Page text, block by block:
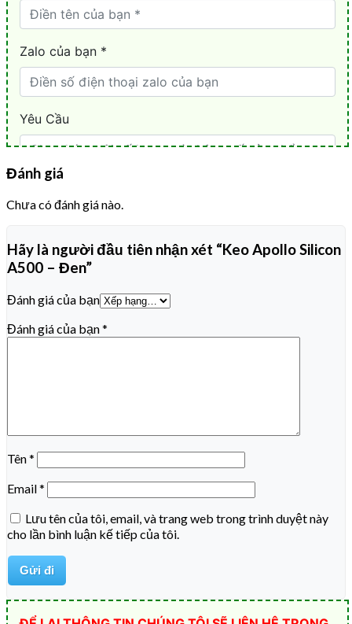
Đánh giá
Chưa có đánh giá nào.
Hãy là người đầu tiên nhận xét “Keo Apollo Silicon
A500 – Đen”
Đánh giá của bạn
Đánh giá của bạn*
Tên*
Email*
Lưu tên của tôi, email, và trang web trong trình duyệt này
cho lần bình luận kế tiếp của tôi.